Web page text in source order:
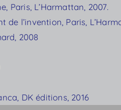
Paris, L’Harmattan, 2007.
de l’invention, Paris,
2008
DK éditions, 2016